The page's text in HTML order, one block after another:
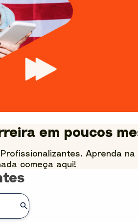
em poucos
Aprenda
começa aqui!